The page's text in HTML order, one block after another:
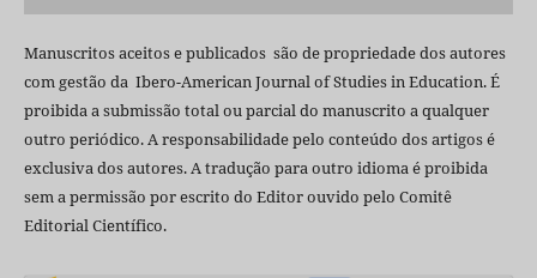
Manuscritos aceitos e publicados são de propriedade dos autores
com gestão da Ibero-American Journal of Studies in Education. É
proibida a submissão total ou parcial do manuscrito a qualquer
outro periódico. A responsabilidade pelo conteúdo dos artigos é
exclusiva dos autores. A tradução para outro idioma é proibida
sem a permissão por escrito do Editor ouvido pelo Comitê
Editorial Científico.